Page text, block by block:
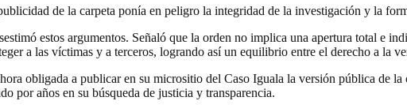
de la carpeta ponía en peligro la integridad de la investigación y la
estos argumentos. Señaló que la orden no implica una apertura total e
a las víctimas y a terceros, logrando así un equilibrio entre el derecho a la
obligada a publicar en su micrositio del Caso Iguala la versión pública
por años en su búsqueda de justicia y transparencia.